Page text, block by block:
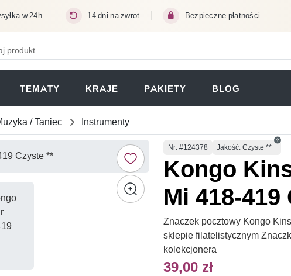
w 24h 14 dni na zwrot Bezpieczne płatności
SIĘ W NOWEJ KARCIE)
TEMATY KRAJE PAKIETY BLOG
/ Taniec Instrumenty
Numer
Nr: #124378 Jakość: Czyste **
Kongo
Mi 418-419
Znaczek pocztowy Kongo
sklepie filatelistycznym
kolekcjonera
39,00 zł